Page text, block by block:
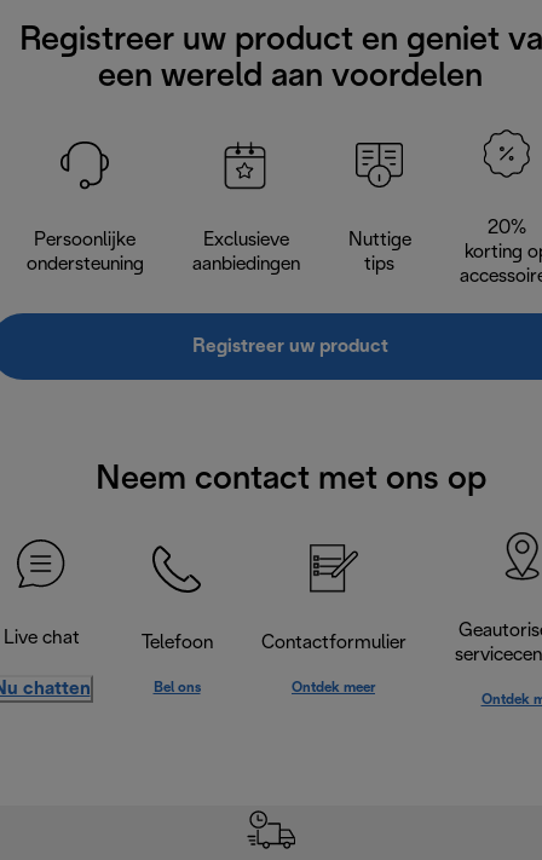
Registreer uw product en geniet
een wereld aan voordelen
Persoonlijke
ondersteuning
Exclusieve
aanbiedingen
Nuttige
tips
20%
korting
Registreer uw product
Neem contact met ons op
Live chat
chatten
Telefoon
Bel ons
Contactformulier
Ontdek meer
Ontdek